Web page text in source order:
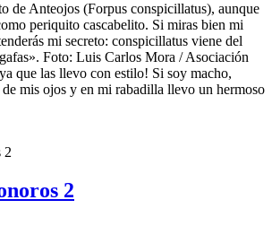
de Anteojos (Forpus conspicillatus), aunque
periquito cascabelito. Si miras bien mi
mi secreto: conspicillatus viene del
Foto: Luis Carlos Mora / Asociación
que las llevo con estilo! Si soy macho,
de mis ojos y en mi rabadilla llevo un hermoso
2